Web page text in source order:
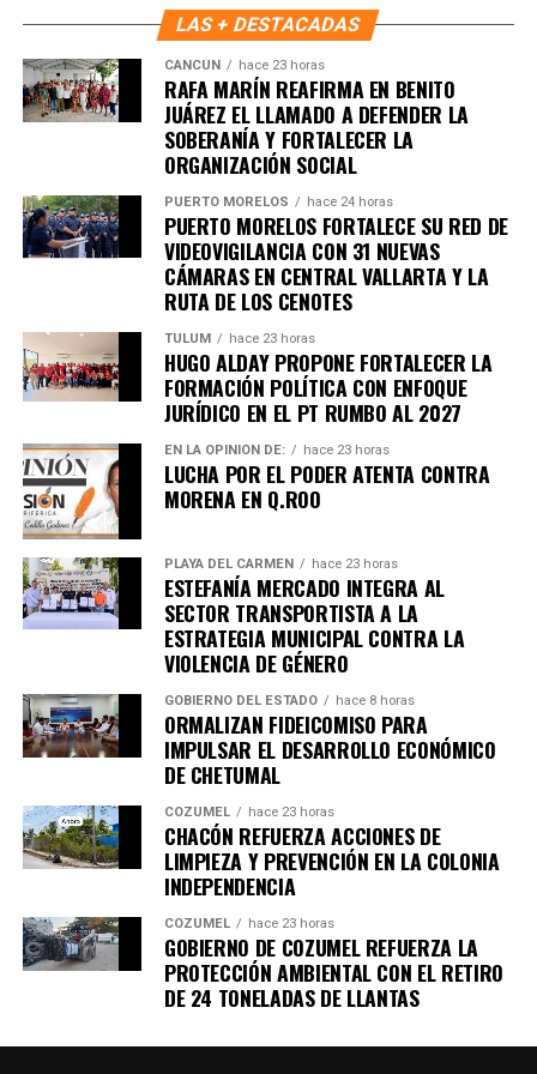
Recibe las noticias al instante
Únete al canal oficial de WhatsApp de
importantes de Quintana Roo directamente
en tu teléfono.
Unirme al canal de WhatsApp
LAS + DESTACADAS
CANCÚN hace 23 horas
RAFA MARÍN REAFIRMA EN BENITO
JUÁREZ EL LLAMADO A DEFENDER LA
SOBERANÍA Y FORTALECER LA
ORGANIZACIÓN SOCIAL
PUERTO MORELOS hace 24 horas
PUERTO MORELOS FORTALECE SU RED DE
VIDEOVIGILANCIA CON 31 NUEVAS
CÁMARAS EN CENTRAL VALLARTA Y LA
RUTA DE LOS CENOTES
TULUM hace 23 horas
HUGO ALDAY PROPONE FORTALECER LA
FORMACIÓN POLÍTICA CON ENFOQUE
JURÍDICO EN EL PT RUMBO AL 2027
EN LA OPINIÓN DE: hace 23 horas
LUCHA POR EL PODER ATENTA CONTRA
MORENA EN Q.ROO
PLAYA DEL CARMEN hace 23 horas
ESTEFANÍA MERCADO INTEGRA AL
SECTOR TRANSPORTISTA A LA
ESTRATEGIA MUNICIPAL CONTRA LA
VIOLENCIA DE GÉNERO
GOBIERNO DEL ESTADO hace 8 horas
ORMALIZAN FIDEICOMISO PARA
IMPULSAR EL DESARROLLO ECONÓMICO
DE CHETUMAL
COZUMEL hace 23 horas
CHACÓN REFUERZA ACCIONES DE
LIMPIEZA Y PREVENCIÓN EN LA COLONIA
INDEPENDENCIA
COZUMEL hace 23 horas
GOBIERNO DE COZUMEL REFUERZA LA
PROTECCIÓN AMBIENTAL CON EL RETIRO
DE 24 TONELADAS DE LLANTAS